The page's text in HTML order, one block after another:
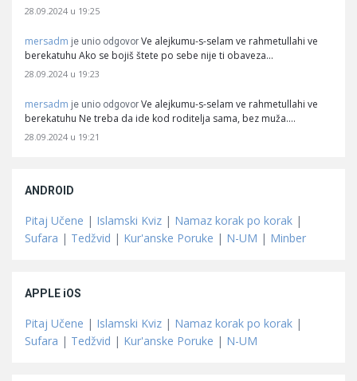
28.09.2024 u 19:25
mersadm je unio odgovor Ve alejkumu-s-selam ve rahmetullahi ve
berekatuhu Ako se bojiš štete po sebe nije ti obaveza…
28.09.2024 u 19:23
mersadm je unio odgovor Ve alejkumu-s-selam ve rahmetullahi ve
berekatuhu Ne treba da ide kod roditelja sama, bez muža.…
28.09.2024 u 19:21
ANDROID
Pitaj Učene | Islamski Kviz | Namaz korak po korak |
Sufara | Tedžvid | Kur'anske Poruke | N-UM | Minber
APPLE iOS
Pitaj Učene | Islamski Kviz | Namaz korak po korak |
Sufara | Tedžvid | Kur'anske Poruke | N-UM